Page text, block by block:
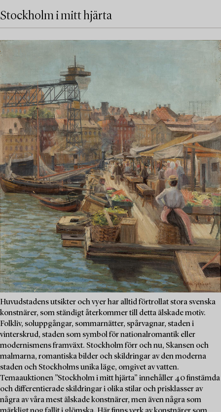
Stockholm i mitt hjärta
Huvudstadens utsikter och vyer har alltid förtrollat stora svenska
konstnärer, som ständigt återkommer till detta älskade motiv.
Folkliv, soluppgångar, sommarnätter, spårvagnar, staden i
vinterskrud, staden som symbol för nationalromantik eller
modernismens framväxt. Stockholm förr och nu, Skansen och
malmarna, romantiska bilder och skildringar av den moderna
staden och Stockholms unika läge, omgivet av vatten.
Temaauktionen ”Stockholm i mitt hjärta” innehåller 40 finstämda
och differentierade skildringar i olika stilar och prisklasser av
några av våra mest älskade konstnärer, men även några som